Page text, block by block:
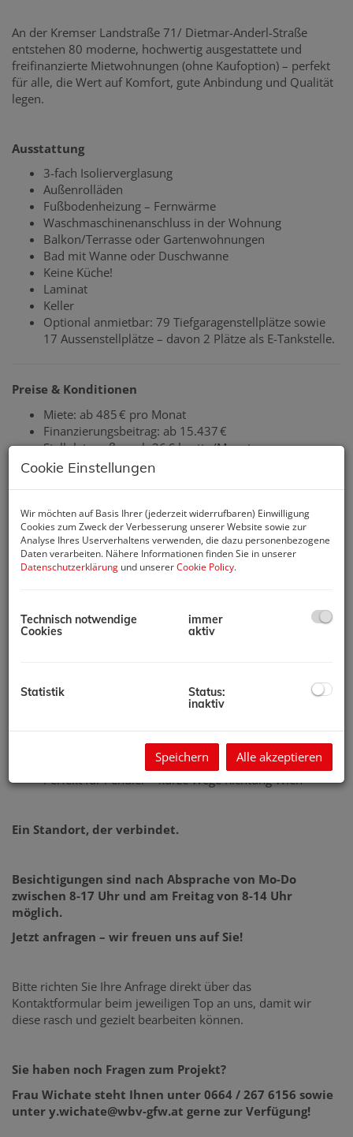
An der Kremser Landstraße 71/ Dietmar-Anderl-Straße
entstehen 80 moderne, hochwertig ausgestattete und
freifinanzierte Mietwohnungen (ohne Kaufoption) – perfekt
für alle, die Wert auf Komfort, gute Anbindung und Qualität
legen.
Ausstattung
3-fach Isolierverglasung
Außenrolläden
Fußbodenheizung – Fernwärme
Waschmaschinenanschluss in der Wohnung
Balkon/Terrasse oder Gartenwohnungen
Bad mit Wanne oder Duschwanne
Keine Küche!
Laminat
Keller
Optional anmietbar: 79 Tiefgaragenstellplätze sowie
17 Aussenstellplätze – davon 2 Plätze als E-Tankstelle.
Preise & Konditionen
Miete: ab 485 € pro Monat
Finanzierungsbeitrag: ab 15.437 €
Stellplatz außen: ab 36 € brutto/Monat
Garage: ab 72 € brutto/Monat
Unbefristete Mietdauer
Einzug möglich ab: Sofort bzw. nach Absprache
Die Lage – zentral, bestens angebunden, alles in
ruhiger Wohnlage:
Versorgungseinrichtungen
Bus- und Bahnverbindungen
Schnell am Hauptbahnhof St. Pölten
Universitätsklinikum St. Pölten fußläufig in wenigen
Perfekt für Pendler – kurze Wege Richtung Wien
Ein Standort, der verbindet.
Besichtigungen sind nach Absprache von Mo-Do
zwischen 8-17 Uhr und am Freitag von 8-14 Uhr
möglich.
Jetzt anfragen – wir freuen uns auf Sie!
Bitte richten Sie Ihre Anfrage direkt über das
Kontaktformular beim jeweiligen Top an uns, damit wir
diese rasch und gezielt bearbeiten können.
Sie haben noch Fragen zum Projekt?
Frau Wichate steht Ihnen unter 0664 / 267 6156 sowie
unter y.wichate@wbv-gfw.at gerne zur Verfügung!
Cookie Einstellungen
Wir möchten auf Basis Ihrer (jederzeit widerrufbaren) Einwilligung
Cookies zum Zweck der Verbesserung unserer Website sowie zur
Analyse Ihres Userverhaltens verwenden, die dazu personenbezogene
Daten verarbeiten. Nähere Informationen finden Sie in unserer
Datenschutzerklärung und unsererCookie Policy.
Technisch notwendige
Cookies
immer
aktiv
Statistik
Status:
inaktiv
Speichern Alle akzeptieren